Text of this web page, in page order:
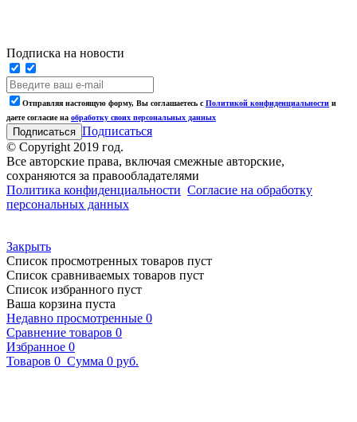
Подписка на новости
Отправляя настоящую форму, Вы соглашаетесь с Политикой конфиденциальности и
даете согласие на обработку своих персональных данных
Подписаться
© Copyright 2019 год.
Все авторские права, включая смежные авторские,
сохраняются за правообладателями
Политика конфиденциальности Согласие на обработку
персональных данных
Закрыть
Список просмотренных товаров пуст
Список сравниваемых товаров пуст
Список избранного пуст
Ваша корзина пуста
Недавно просмотренные 0
Сравнение товаров 0
Избранное 0
Товаров 0 Сумма 0 руб.